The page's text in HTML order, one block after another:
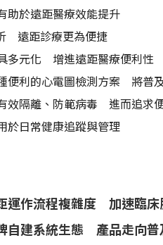
助於遠距醫療效能提升
遠距診療更為便捷
多元化 增進遠距醫療便利性
便利的心電圖檢測方案 將普
效隔離、防範病毒 進而追求
於日常健康追蹤與管理
運作流程複雜度 加速臨床
自建系統生態 產品走向普